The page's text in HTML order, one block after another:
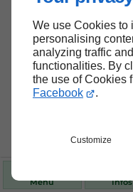
We use Cookies to
personalising
analyzing traffic
functionalities. By
the use of Cookies
Facebook
.
Customize
Menu Infos
Nos